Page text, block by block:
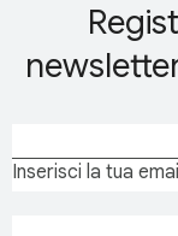
Inserisci la tua